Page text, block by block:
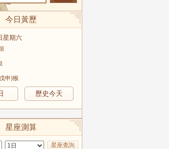
今日黃歷
星期六
申)猴
歷史今天
星座測算
星座查詢